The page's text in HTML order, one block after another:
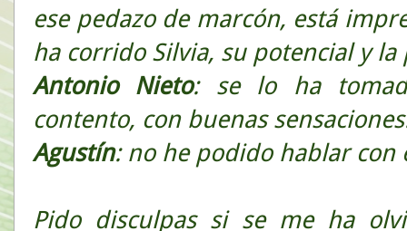
ese pedazo de marcón, está
ha corrido Silvia, su potencial y
Antonio
Nieto: se lo ha
contento, con buenas
Agustín: no he podido hablar con
Pido disculpas si se me ha